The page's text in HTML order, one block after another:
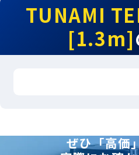
TUNAMI
[1.3m]
ぜひ「高価